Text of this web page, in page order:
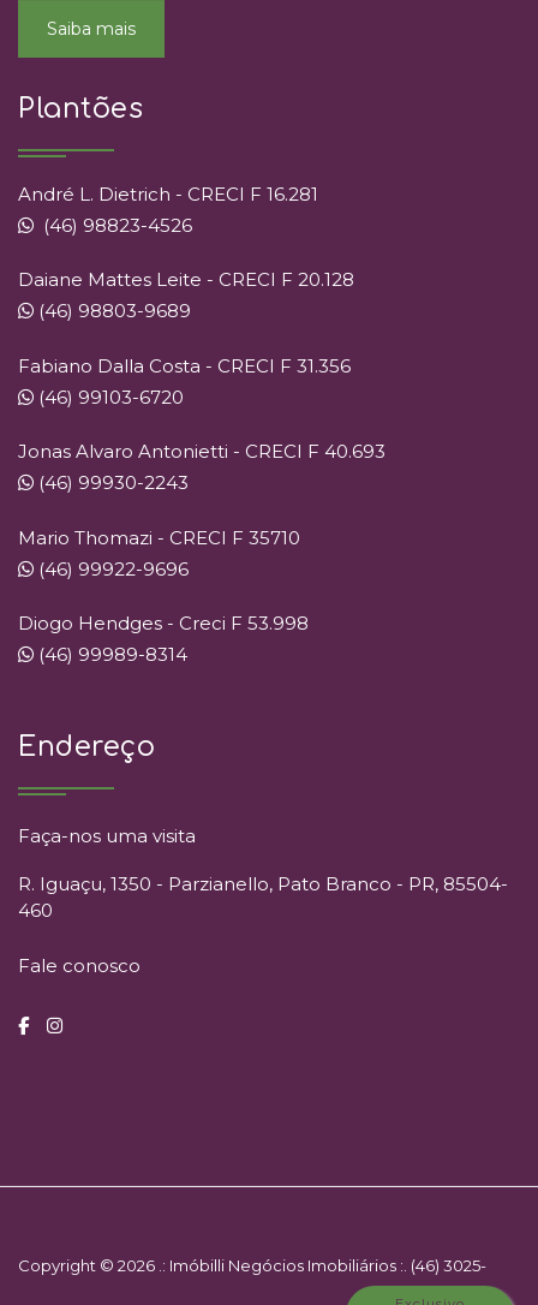
Saiba mais
Plantões
André L. Dietrich - CRECI F 16.281
(46) 98823-4526
Daiane Mattes Leite - CRECI F 20.128
(46) 98803-9689
Fabiano Dalla Costa - CRECI F 31.356
(46) 99103-6720
Jonas Alvaro Antonietti - CRECI F 40.693
(46) 99930-2243
Mario Thomazi - CRECI F 35710
(46) 99922-9696
Diogo Hendges - Creci F 53.998
(46) 99989-8314
Endereço
Faça-nos uma visita
R. Iguaçu, 1350 - Parzianello, Pato Branco - PR, 85504-
460
Fale conosco
Copyright © 2026 .: Imóbilli Negócios Imobiliários :. (46) 3025-